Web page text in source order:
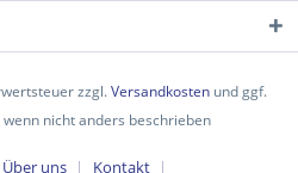
gelesen,
zzgl.Versandkosten und ggf.
nicht anders beschrieben
Über uns
Kontakt